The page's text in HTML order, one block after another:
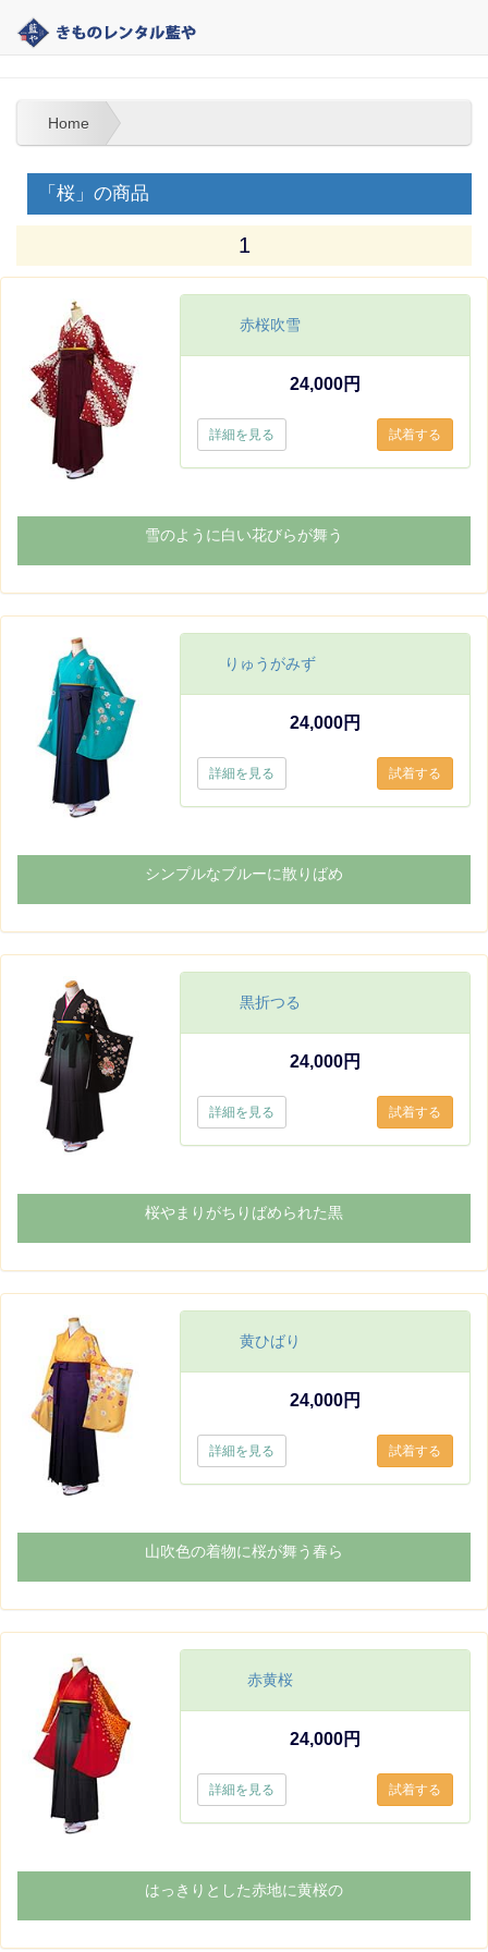
大分 | きものレンタル藍や | 教師・教員・先生の袴レンタル
Home
「桜」の商品
1
赤桜吹雪
24,000円
詳細を見る
雪のように白い花びらが舞う
りゅうがみず
24,000円
詳細を見る
シンプルなブルーに散りばめ
黒折つる
24,000円
詳細を見る
桜やまりがちりばめられた黒
黄ひばり
24,000円
詳細を見る
山吹色の着物に桜が舞う春ら
赤黄桜
24,000円
詳細を見る
はっきりとした赤地に黄桜の